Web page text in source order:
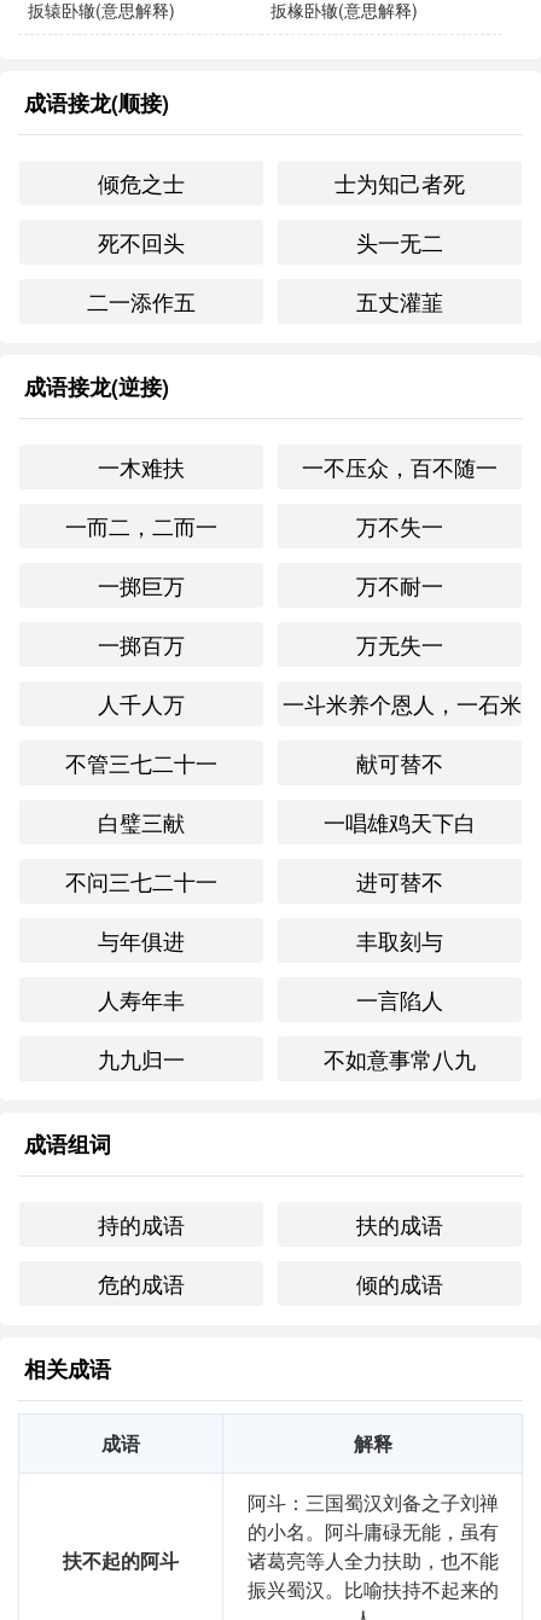
同义成语与反义成语
救急扶困 ：强调在紧急情况下帮助有困难的人。
雪中送炭：在别人最需要帮助的时候给予支持。
：
：对他人的困境无动于衷，不加以帮助。
文化与社会背景
在**传统文化中，扶危持倾体现了儒家思想中对弱者的关怀
和道德责任。这种价值观在现代社会仍然适用，尤其在慈
善、志愿服务和社会援助的领域，强调了社会责任和人际关
系的重要性。
情感与联想
提到“扶危持倾”，我感受到一种温暖和责任感。它让我联想
感激励我在他人需要帮助时，也能做出相应的支持和关怀。
受自然灾害的人。那时我深刻体会到“扶危持倾”这一成语的
们感受到社会的关怀。
创造性使用
我尝试将“扶危持倾”融入到一首小诗中：
风雨无情夜漫漫，
众手相携共前行，
同，但核心理念相似。
反思与总结
的意义。这不仅丰富了我的语言表达，也让我在生活中更加
关注周围人的需要，努力成为一个积极向上的人。这个成语
提醒我，无论在何种情况下，我们都有责任去支持和帮助那
扳辕卧辙(意思解释) 扳椽卧辙(意思解释)
成语接龙(顺接)
倾危之士
士为知己者死
死不回头
头一无二
二一添作五
五丈灌韮
成语接龙(逆接)
一木难扶
一不压众，百不随一
一而二，二而一
万不失一
一掷巨万
万不耐一
一掷百万
万无失一
人千人万
一斗米养个恩人，一石米
不管三七二十一
献可替不
白璧三献
一唱雄鸡天下白
不问三七二十一
进可替不
与年俱进
丰取刻与
人寿年丰
一言陷人
九九归一
不如意事常八九
成语组词
持的成语
扶的成语
危的成语
倾的成语
相关成语
成语 解释
扶不起的阿斗
阿斗：三国蜀汉刘备之子刘禅
的小名。阿斗庸碌无能，虽有
诸葛亮等人全力扶助，也不能
振兴蜀汉。比喻扶持不起来的